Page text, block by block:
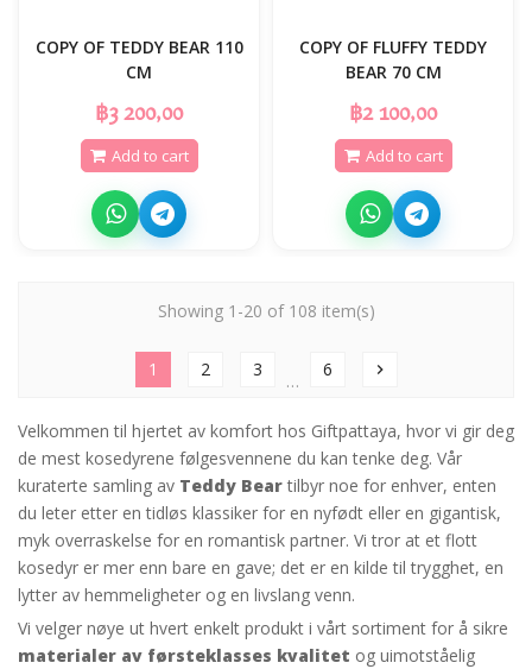
COPY OF TEDDY BEAR 110
CM
฿3 200,00
Add to cart
COPY OF FLUFFY TEDDY
BEAR 70 CM
฿2 100,00
Add to cart
Showing 1-20 of 108 item(s)
1 2 3
…
6 chevron_right
Velkommen til hjertet av komfort hos Giftpattaya, hvor vi gir deg
de mest kosedyrene følgesvennene du kan tenke deg. Vår
kuraterte samling av Teddy Beartilbyr noe for enhver, enten
du leter etter en tidløs klassiker for en nyfødt eller en gigantisk,
myk overraskelse for en romantisk partner. Vi tror at et flott
kosedyr er mer enn bare en gave; det er en kilde til trygghet, en
lytter av hemmeligheter og en livslang venn.
Vi velger nøye ut hvert enkelt produkt i vårt sortiment for å sikre
materialer av førsteklasses kvalitet og uimotståelig